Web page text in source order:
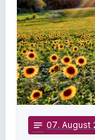
notes 07. August